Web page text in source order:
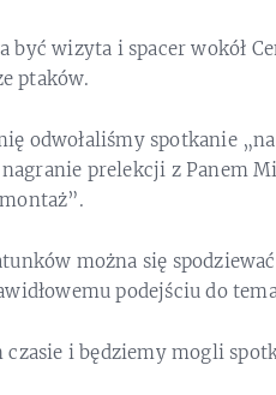
być wizyta i spacer wokół
ptaków.
odwołaliśmy spotkanie
prelekcji z Panem
można się
podejściu do
i będziemy mogli